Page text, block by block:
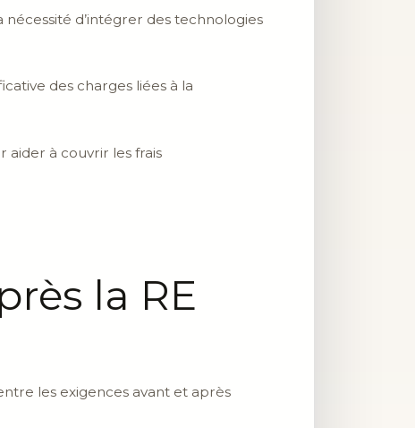
d’intégrer des technologies
des charges liées à la
aider à couvrir les frais
la RE
les exigences avant et après